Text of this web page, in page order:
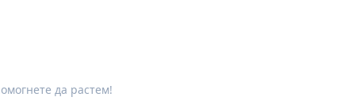
да растем!